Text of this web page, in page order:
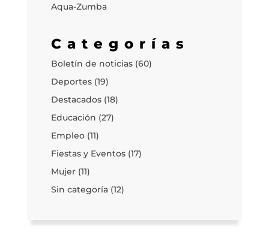
Aqua-Zumba
Categorías
Boletín de noticias(60)
Deportes(19)
Destacados(18)
Educación (27)
Empleo(11)
Fiestas y Eventos(17)
Mujer(11)
Sin categoría(12)